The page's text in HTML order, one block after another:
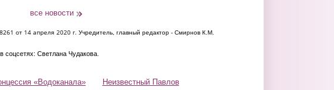
все новости
1 от 14 апреля 2020 г. Учредитель, главный редактор - Смирнов К.М.
соцсетях: Светлана Чудакова.
«Водоканала» Неизвестный Павлов